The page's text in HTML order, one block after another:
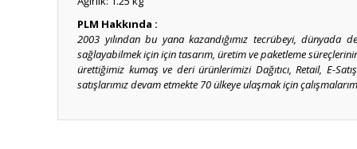
PLM Hakkında :
2003 yılından bu yana kazandığımız tecrübeyi,
sağlayabilmek için için tasarım, üretim ve paketleme
ürettiğimiz kumaş ve deri ürünlerimizi Dağıtıcı, Retail, E-
satışlarımız devam etmekte 70 ülkeye ulaşmak için